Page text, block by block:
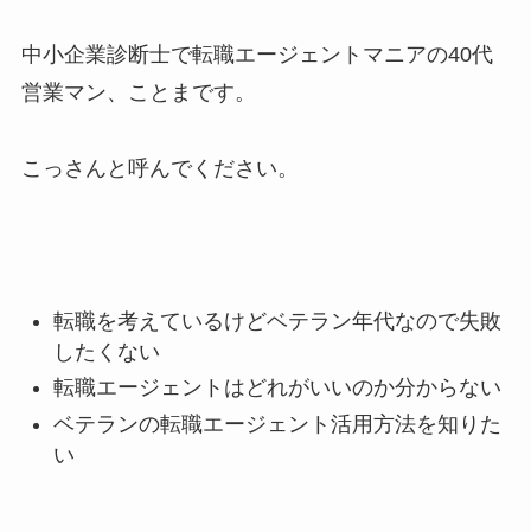
中小企業診断士で転職エージェントマニアの40代
営業マン、ことまです。
こっさんと呼んでください。
転職を考えているけどベテラン年代なので失敗
したくない
転職エージェントはどれがいいのか分からない
ベテランの転職エージェント活用方法を知りた
い